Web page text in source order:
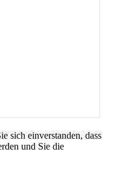
sich einverstanden, dass
und Sie die